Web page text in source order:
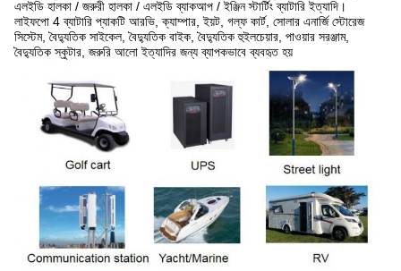
এলইডি হালকা / জরুরী হালকা / এলইডি ব্যাকআপ / ইঞ্জিন স্টার্টিং ব্যাটারি ইত্যাদি।
লাইফপো 4 ব্যাটারি প্যাকটি আরভি, ক্যাম্পার, ইয়ট, গল্ফ কার্ট, সোলার এনার্জি স্টোরেজ
সিস্টেম, বৈদ্যুতিক সাইকেল, বৈদ্যুতিক বাইক, বৈদ্যুতিক হুইলচেয়ার, পাওয়ার সরঞ্জাম,
বৈদ্যুতিক স্কুটার, জরুরি আলো ইত্যাদির জন্য ব্যাপকভাবে ব্যবহৃত হয়